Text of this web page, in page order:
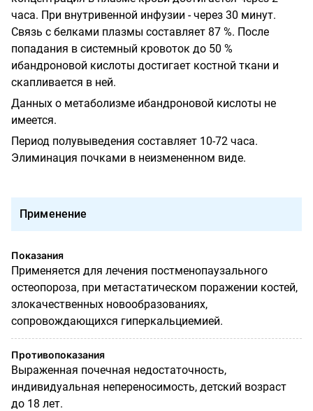
часа. При внутривенной инфузии - через 30 минут.
Связь с белками плазмы составляет 87 %. После
попадания в системный кровоток до 50 %
ибандроновой кислоты достигает костной ткани и
скапливается в ней.
Данных о метаболизме ибандроновой кислоты не
имеется.
Период полувыведения составляет 10-72 часа.
Элиминация почками в неизмененном виде.
Применение
Показания
Применяется для лечения постменопаузального
остеопороза, при метастатическом поражении костей,
злокачественных новообразованиях,
сопровождающихся гиперкальциемией.
Противопоказания
Выраженная почечная недостаточность,
индивидуальная непереносимость, детский возраст
до 18 лет.